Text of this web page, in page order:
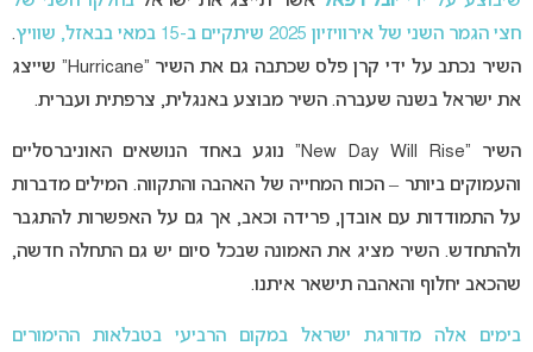
חצי הגמר השני של אירוויזיון 2025
שיתקיים ב-15 במאי בבאזל, שוויץ.
השיר נכתב על ידי קרן פלס שכתבה גם את השיר “Hurricane” שייצג
את ישראל בשנה שעברה. השיר מבוצע באנגלית, צרפתית ועברית.
השיר “New Day Will Rise” נוגע באחד הנושאים האוניברסליים
והעמוקים ביותר – הכוח המחייה של האהבה והתקווה. המילים מדברות
על התמודדות עם אובדן, פרידה וכאב, אך גם על האפשרות להתגבר
ולהתחדש. השיר מציג את האמונה שבכל סיום יש גם התחלה חדשה,
שהכאב יחלוף והאהבה תישאר איתנו.
בימים אלה מדורגת ישראל במקום הרביעי בטבלאות ההימורים